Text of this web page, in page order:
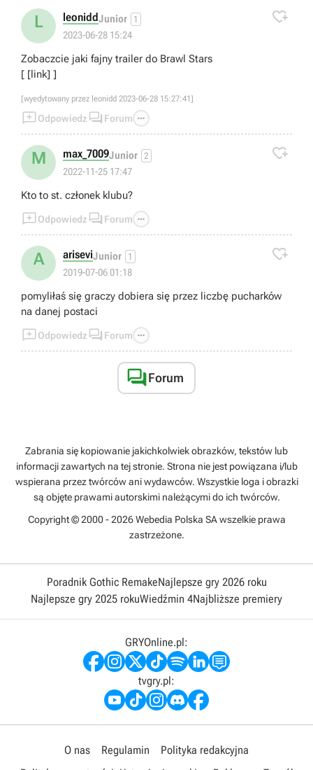
L leoniddJunior 1
2023-06-28 15:24

Zobaczcie jaki fajny trailer do Brawl Stars
[ [link] ]
[wyedytowany przez leonidd 2023-06-28 15:27:41]
Odpowiedz  Forum 
M max_7009Junior 2
2022-11-25 17:47

Kto to st. członek klubu?
Odpowiedz  Forum 
A ariseviJunior 1
2019-07-06 01:18

pomyliłaś się graczy dobiera się przez liczbę pucharków
na danej postaci
Odpowiedz  Forum 
Forum
Zabrania się kopiowanie jakichkolwiek obrazków, tekstów lub
informacji zawartych na tej stronie. Strona nie jest powiązana i/lub
wspierana przez twórców ani wydawców. Wszystkie loga i obrazki
są objęte prawami autorskimi należącymi do ich twórców.
Copyright © 2000 - 2026 Webedia Polska SA wszelkie prawa
zastrzeżone.
Poradnik Gothic RemakeNajlepsze gry 2026 roku
Najlepsze gry 2025 rokuWiedźmin 4Najbliższe premiery
GRYOnline.pl:
tvgry.pl:
O nas Regulamin
Polityka redakcyjna